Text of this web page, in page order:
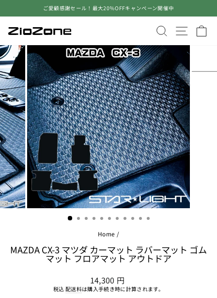
に
ス
キ
ッ
プ
す
る
ス
ド
シ
ー
を
止
め
る
ご愛顧感謝セール！最大20％OFFキャンペーン開催中
サイトを
サイ
Home /
MAZDA CX-3 マツダ カーマット ラバーマット ゴム
マット フロアマット アウトドア
通
常
14,300 円
税込配送料は購入手続き時に計算されます。